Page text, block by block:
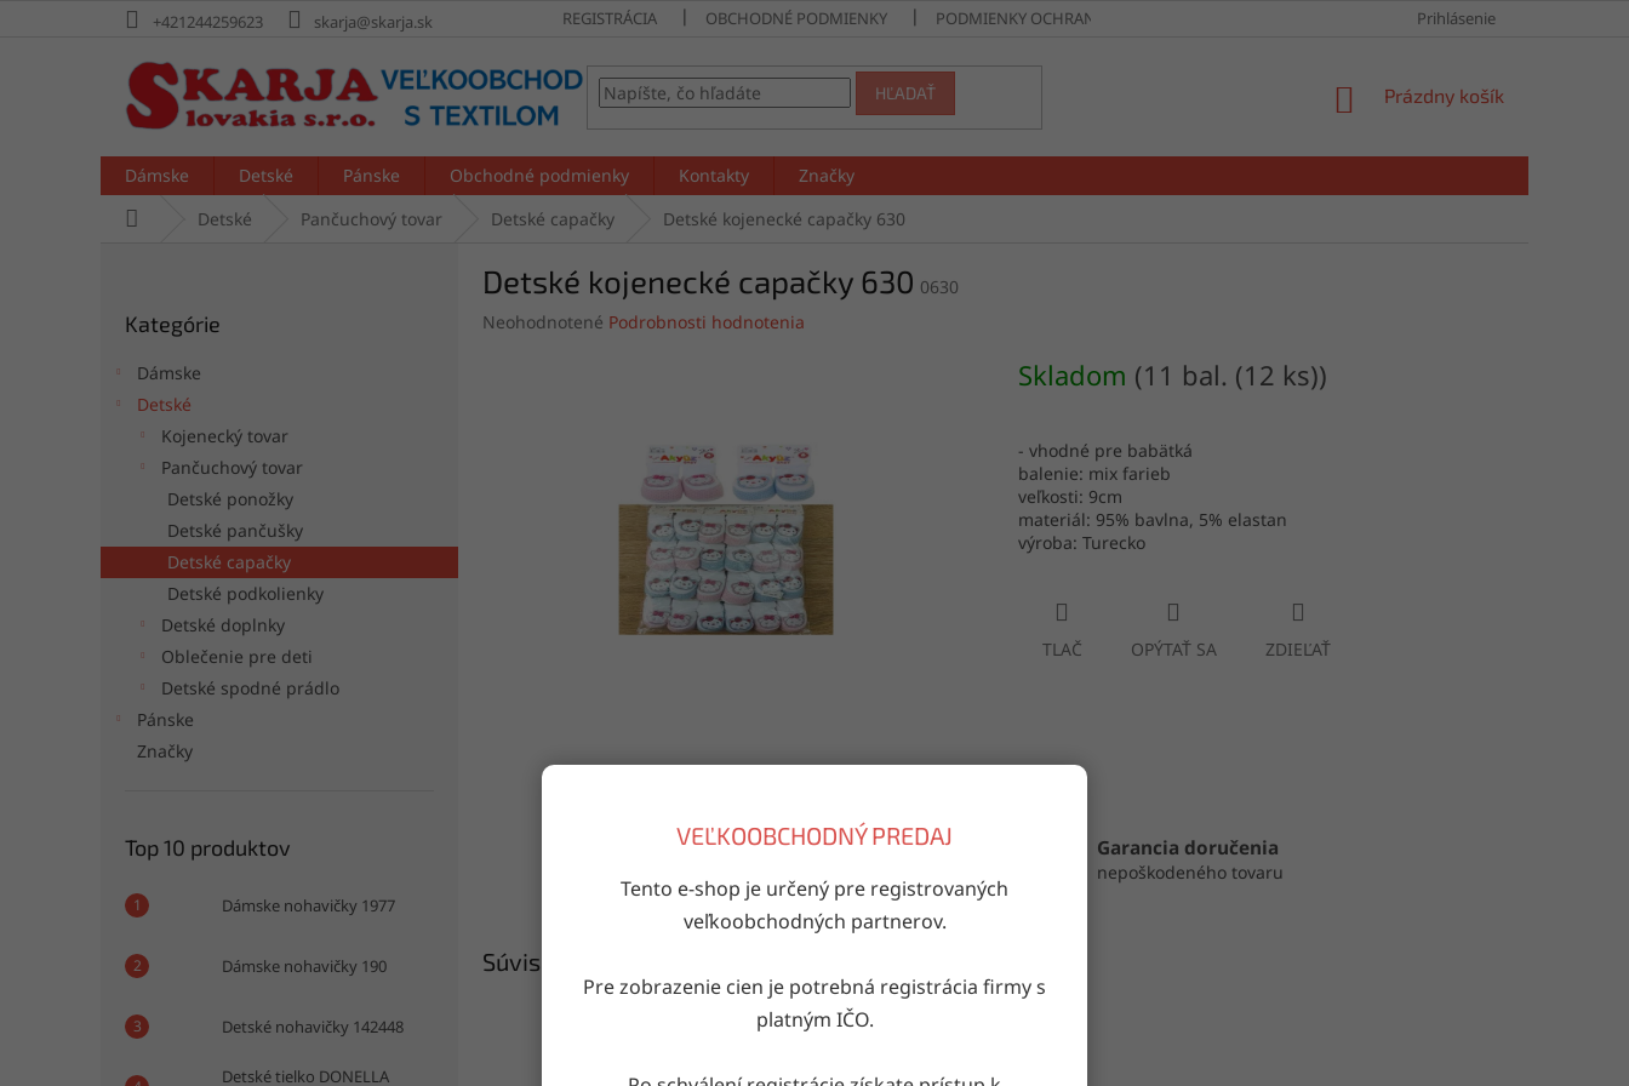
VEĽKOOBCHODNÝ PREDAJ
Tento e-shop je určený pre registrovaných
veľkoobchodných partnerov.
Pre zobrazenie cien je potrebná registrácia firmy s
platným IČO.
+421244259623 skarja@skarja.sk REGISTRÁCIA OBCHODNÉ PODMIENKY PODMIENKY OCHRANY OSOBNÝCH ÚDAJOV Prihlásenie
HĽADAŤ
NÁKUPNÝ
Prázdny košík
Dámske Detské Pánske Obchodné podmienky Kontakty
Značky
DomovDetské Pančuchový tovar Detské capačky Detské kojenecké capačky 630
kategórie
Kategórie
Dámske
Detské
Kojenecký tovar
Pančuchový tovar
Detské ponožky
Detské pančušky
Detské capačky
Detské podkolienky
Detské doplnky
Oblečenie pre deti
Detské spodné prádlo
Pánske
Značky
Top 10 produktov
Dámske nohavičky 1977
Dámske nohavičky 190
Detské nohavičky 142448
Detské tielko DONELLA
Detské kojenecké capačky 630 0630
Priemerné
Neohodnotené Podrobnosti hodnotenia
Skladom (11 bal. (12 ks))
- vhodné pre babätká
balenie: mix farieb
veľkosti: 9cm
materiál: 95% bavlna, 5% elastan
výroba: Turecko
TLAČ OPÝTAŤ SA ZDIEĽAŤ
Doručenie do druhého dňa Garancia doručenia
nepoškodeného tovaru
Súvisiaci tovar